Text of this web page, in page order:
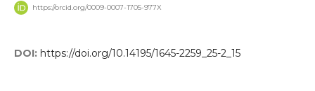
https://orcid.org/0009-0007-1705-977X
DOI: https://doi.org/10.14195/1645-2259_25-2_15